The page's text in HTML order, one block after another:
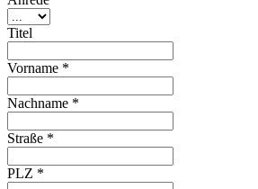
Titel
Vorname *
Nachname *
Straße *
PLZ *